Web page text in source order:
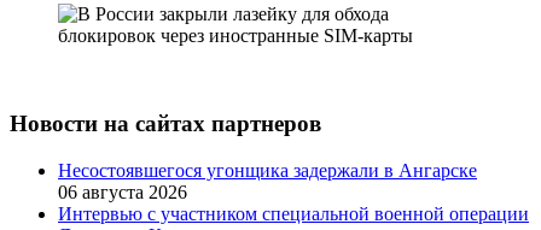
Новости на сайтах партнеров
Несостоявшегося угонщика задержали в Ангарске
06 августа 2026
Интервью с участником специальной военной операции